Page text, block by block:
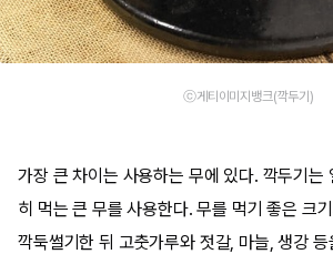
ⓒ게티이미지뱅크(깍두기)
가장 큰 차이는 사용하는 무에 있다. 깍두기는
히 먹는 큰 무를 사용한다. 무를 먹기 좋은 크
깍둑썰기한 뒤 고춧가루와 젓갈, 마늘, 생강